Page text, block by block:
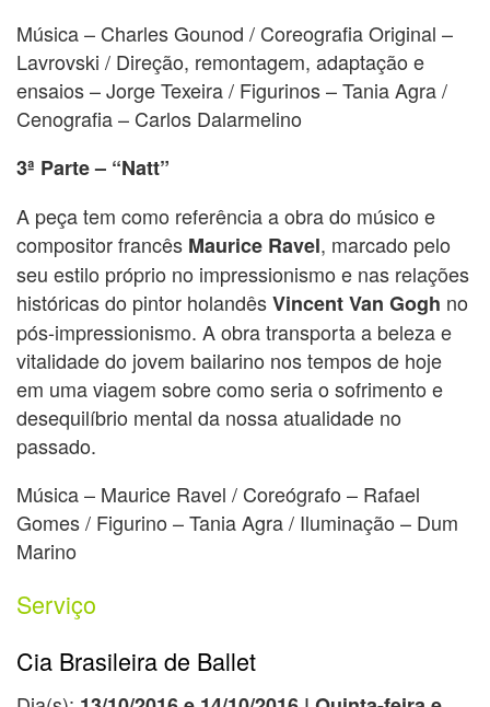
Música – Charles Gounod / Coreografia Original –
Lavrovski / Direção, remontagem, adaptação e
ensaios – Jorge Texeira / Figurinos – Tania Agra /
Cenografia – Carlos Dalarmelino
3ª Parte – “Natt”
A peça tem como referência a obra do músico e
compositor francês Maurice Ravel, marcado pelo
seu estilo próprio no impressionismo e nas relações
históricas do pintor holandêsVincent Van Gogh no
pós-impressionismo. A obra transporta a beleza e
vitalidade do jovem bailarino nos tempos de hoje
em uma viagem sobre como seria o sofrimento e
desequilíbrio mental da nossa atualidade no
passado.
Música – Maurice Ravel / Coreógrafo – Rafael
Gomes / Figurino – Tania Agra / Iluminação – Dum
Marino
Serviço
Cia Brasileira de Ballet